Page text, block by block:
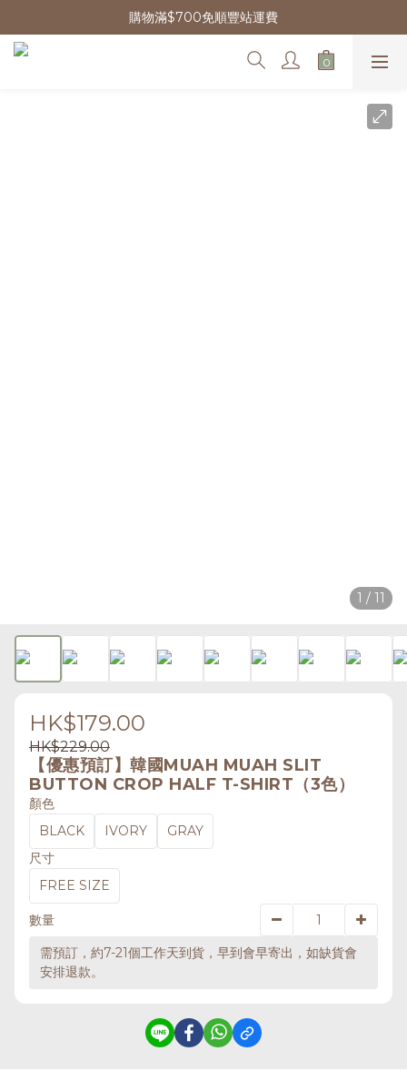
購物滿$700免順豐站運費
1 / 11
HK$179.00
HK$229.00
【優惠預訂】韓國MUAH MUAH SLIT
BUTTON CROP HALF T-SHIRT（3色）
顏色
BLACK
IVORY
GRAY
尺寸
FREE SIZE
數量
需預訂，約7-21個工作天到貨，早到會早寄出，如缺貨會
安排退款。